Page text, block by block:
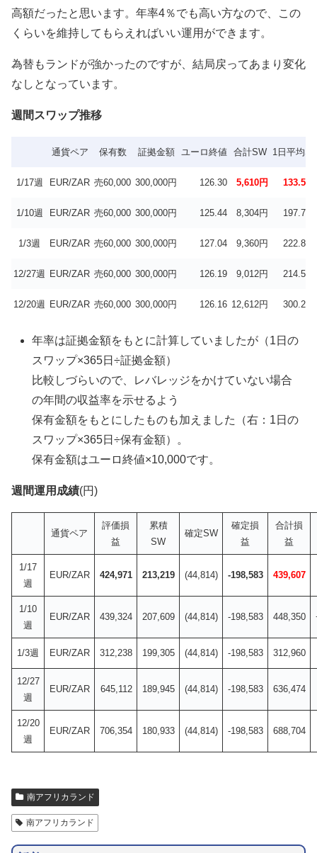
高額だったと思います。年率4％でも高い方なので、この
くらいを維持してもらえればいい運用ができます。
為替もランドが強かったのですが、結局戻ってあまり変化
なしとなっています。
週間スワップ推移
通貨ペア 保有数 証拠金額 ユーロ終値 合計SW 1日平均
1/17週 EUR/ZAR 売60,000 300,000円 126.30 5,610円 133.57
1/10週 EUR/ZAR 売60,000 300,000円 125.44 8,304円 197.71
1/3週 EUR/ZAR 売60,000 300,000円 127.04 9,360円 222.86
12/27週 EUR/ZAR 売60,000 300,000円 126.19 9,012円 214.57
12/20週 EUR/ZAR 売60,000 300,000円 126.16 12,612円 300.29
年率は証拠金額をもとに計算していましたが（1日の
スワップ×365日÷証拠金額）
比較しづらいので、レバレッジをかけていない場合
の年間の収益率を示せるよう
保有金額をもとにしたものも加えました（右：1日の
スワップ×365日÷保有金額）。
保有金額はユーロ終値×10,000です。
週間運用成績(円)
通貨ペア
評価損
益
累積
SW
確定SW
確定損
益
合計損
益
1/17
週
EUR/ZAR 424,971 213,219 (44,814) -198,583 439,607
1/10
週
EUR/ZAR 439,324 207,609 (44,814) -198,583 448,350
1/3週 EUR/ZAR 312,238 199,305 (44,814) -198,583 312,960
12/27
週
EUR/ZAR 645,112 189,945 (44,814) -198,583 636,474
12/20
週
EUR/ZAR 706,354 180,933 (44,814) -198,583 688,704
南アフリカランド
南アフリカランド